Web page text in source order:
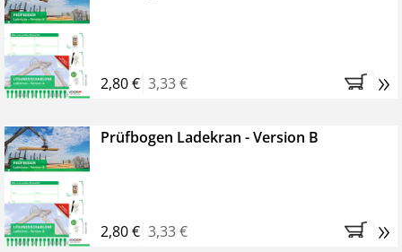
2,80 € 3,33 € »
Prüfbogen Ladekran - Version B
2,80 € 3,33 € »